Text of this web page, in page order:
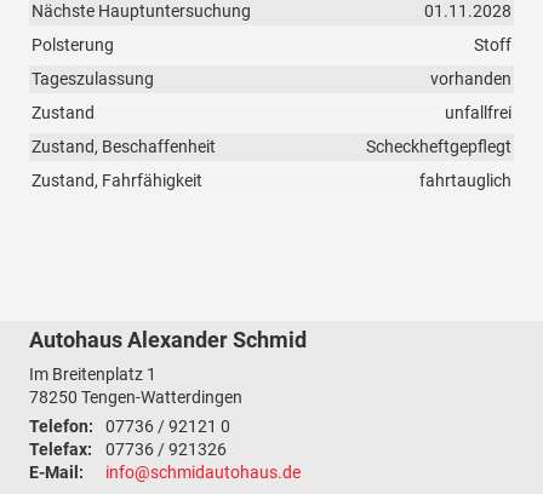
Nächste Hauptuntersuchung
01.11.2028
Polsterung
Stoff
Tageszulassung
vorhanden
Zustand
unfallfrei
Zustand, Beschaffenheit
Scheckheftgepflegt
Zustand, Fahrfähigkeit
fahrtauglich
Autohaus Alexander Schmid
Im Breitenplatz 1
78250 Tengen-Watterdingen
Telefon:
07736 / 92121 0
Telefax:
07736 / 921326
E-Mail:
info@schmidautohaus.de